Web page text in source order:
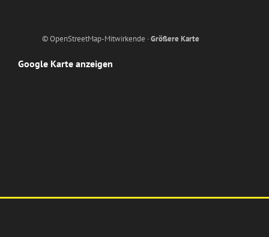
© OpenStreetMap-Mitwirkende ·Größere Karte
Google Karte anzeigen